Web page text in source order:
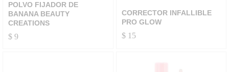
POLVO FIJADOR DE
BANANA BEAUTY
CREATIONS
$ 9
CORRECTOR INFALLIBLE
PRO GLOW
$15